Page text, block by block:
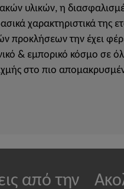
υλικών, η
χαρακτηριστικά της
προκλήσεων την έχει
& εμπορικό κόσμο σε
στο πιο
από την